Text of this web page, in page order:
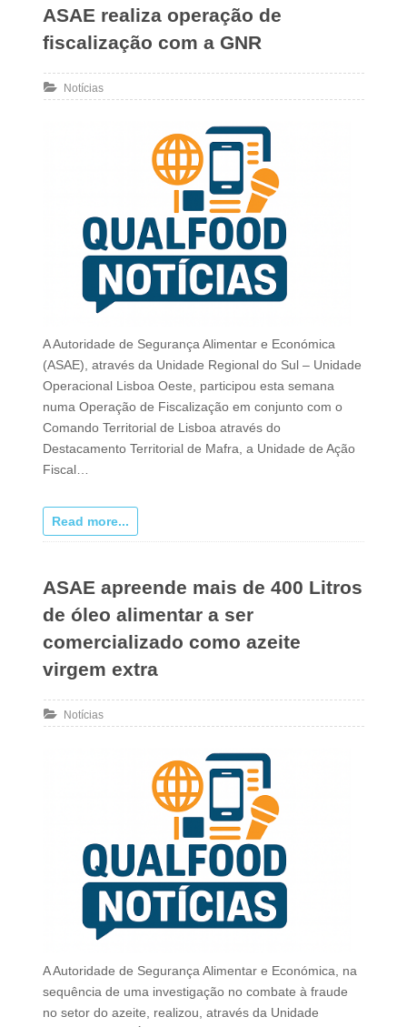
ASAE realiza operação de
fiscalização com a GNR
Notícias
A Autoridade de Segurança Alimentar e Económica
(ASAE), através da Unidade Regional do Sul – Unidade
Operacional Lisboa Oeste, participou esta semana
numa Operação de Fiscalização em conjunto com o
Comando Territorial de Lisboa através do
Destacamento Territorial de Mafra, a Unidade de Ação
Fiscal…
Read more...
ASAE apreende mais de 400 Litros
de óleo alimentar a ser
comercializado como azeite
virgem extra
Notícias
A Autoridade de Segurança Alimentar e Económica, na
sequência de uma investigação no combate à fraude
no setor do azeite, realizou, através da Unidade